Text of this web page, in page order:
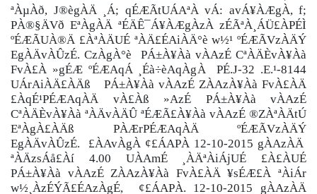
ªÀµÀð, J®ègÀÄ ¸Á; qÉÆÃtUÁAªÀ vÁ: avÁ¥ÀÆgÀ, f;
PÀ®§ÄVð EªÀgÀÄ ªÉÄÊ¯Á¥ÀÆgÀzÀ zÉÃªÀ¸ÁÜ£ÀPÉÌ
ºÉÆÃUÀ®Ä £ÀªÀÄUÉ ªÀÄ£ÉAiÀÄ°è w½¹ ºÉÆÃVzÀÄÝ
EgÀÄvÀÛzÉ. CzÀgÀ°è PÁ±À¥Àà vÀAzÉ CªÀÄÈvÀ¥Àà
FvÀ£À »gÉÆ ºÉÆAqÁ ¸Éà÷èAqÀgÀ PÉ.J-32 .E.¹-8144
UÁrAiÀÄ£ÀÄß PÁ±À¥Àà vÀAzÉ ZÀAzÀ¥Àà FvÀ£ÀÄ
£ÀqÉ¹PÉÆAqÀÄ vÀ£Àß »AzÉ PÁ±À¥Àà vÀAzÉ
CªÀÄÈvÀ¥Àà ªÀÄvÀÄÛ ªÉÆÃ£À¥Àà vÀAzÉ ®ZÀªÀÄtÚ
EªÀgÀ£ÀÄß PÀÆrPÉÆAqÀÄ ºÉÆÃVzÀÄÝ
EgÀÄvÀÛzÉ. £ÀAvÀgÀ ¢£ÁAPÀ 12-10-2015 gÀAzÀÄ
ªÀÄzsÁå£Àí 4.00 UÀAmÉ ¸ÀÄªÀiÁjUÉ £À£ÀUÉ
PÁ±À¥Àà vÀAzÉ ZÀAzÀ¥Àà FvÀ£ÀÄ ¥sÉÆ£À ªÀiÁr
w½¸ÀzÉÝÃ£ÉAzÀgÉ, ¢£ÁAPÀ. 12-10-2015 gÀAzÀÄ